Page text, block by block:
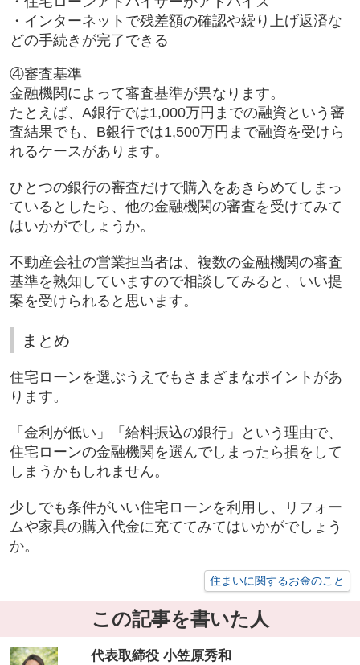
・インターネットで残差額の確認や繰り上げ返済な
どの手続きが完了できる
④審査基準
金融機関によって審査基準が異なります。
たとえば、A銀行では1,000万円までの融資という審
査結果でも、B銀行では1,500万円まで融資を受けら
れるケースがあります。
ひとつの銀行の審査だけで購入をあきらめてしまっ
ているとしたら、他の金融機関の審査を受けてみて
はいかがでしょうか。
不動産会社の営業担当者は、複数の金融機関の審査
基準を熟知していますので相談してみると、いい提
案を受けられると思います。
まとめ
住宅ローンを選ぶうえでもさまざまなポイントがあ
ります。
「金利が低い」「給料振込の銀行」という理由で、
住宅ローンの金融機関を選んでしまったら損をして
しまうかもしれません。
少しでも条件がいい住宅ローンを利用し、リフォー
ムや家具の購入代金に充ててみてはいかがでしょう
か。
住まいに関するお金のこと
この記事を書いた人
代表取締役 小笠原秀和